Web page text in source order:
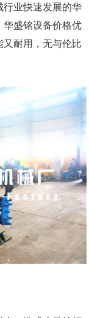
行业快速发展的华
华盛铭设备价格优
耐用，无与伦比